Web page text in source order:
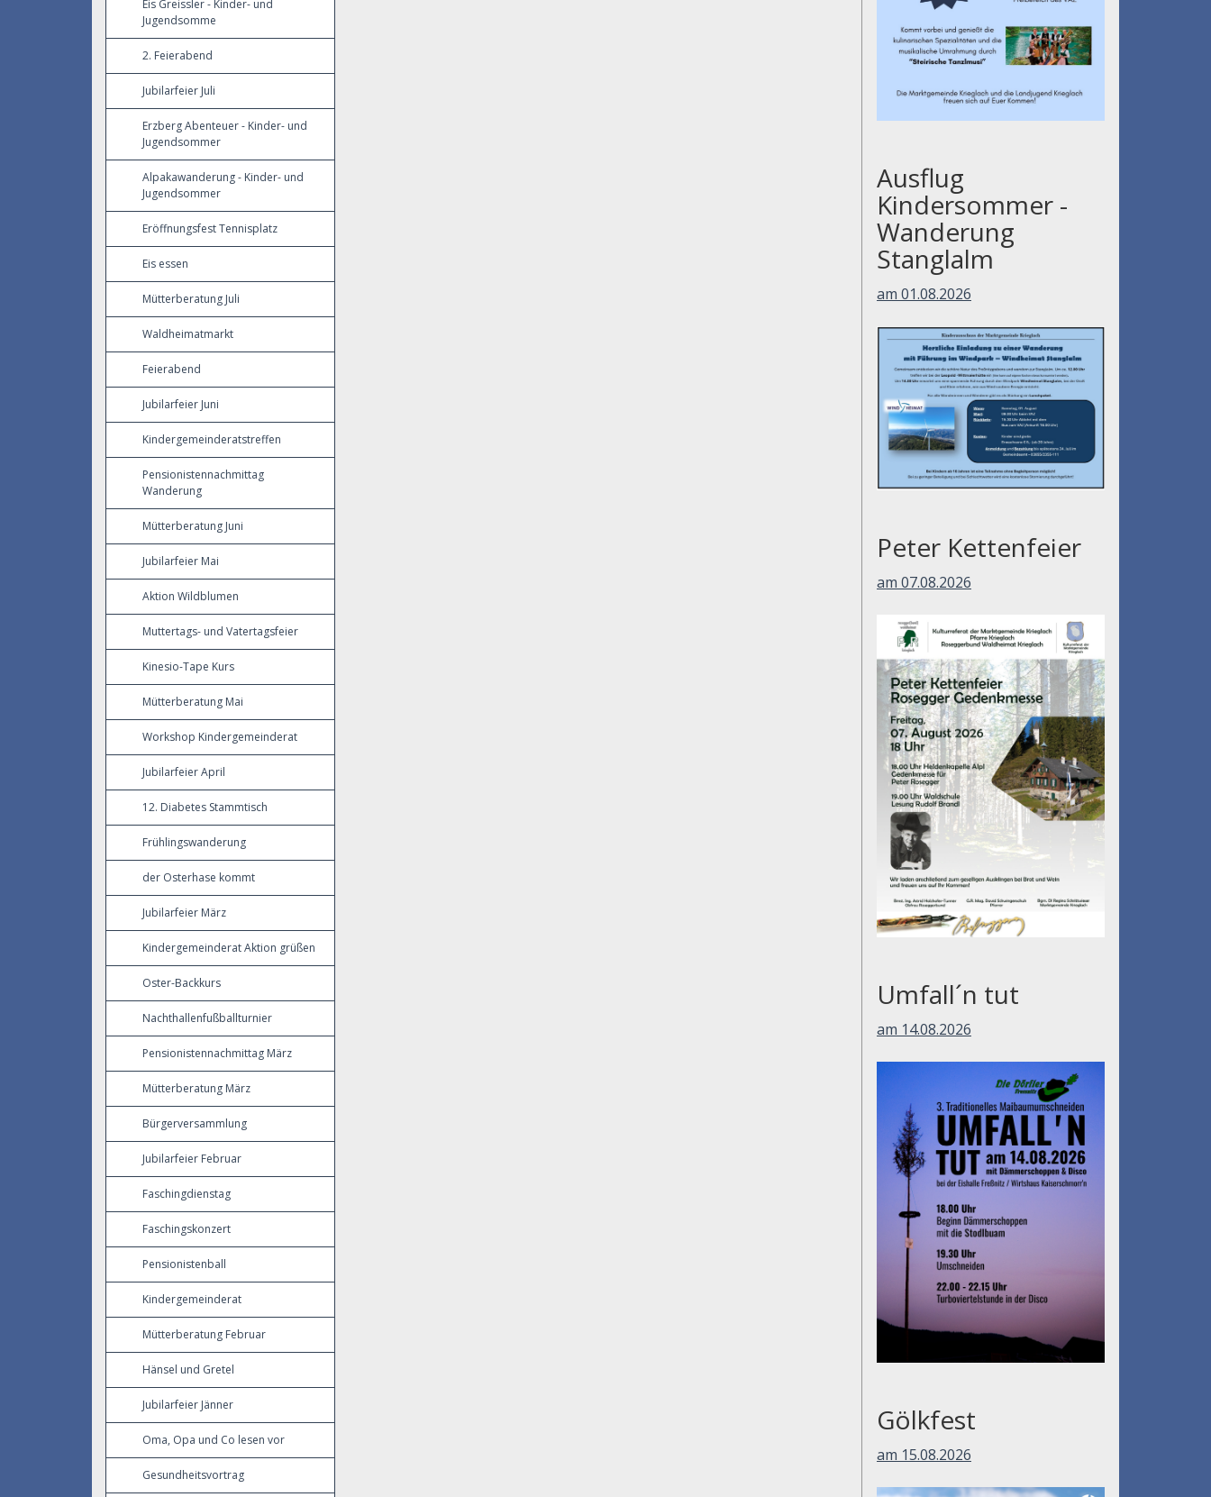
Eis Greissler - Kinder- und
Jugendsomme
2. Feierabend
Jubilarfeier Juli
Erzberg Abenteuer - Kinder- und
Jugendsommer
Alpakawanderung - Kinder- und
Jugendsommer
Eröffnungsfest Tennisplatz
Eis essen
Mütterberatung Juli
Waldheimatmarkt
Feierabend
Jubilarfeier Juni
Kindergemeinderatstreffen
Pensionistennachmittag
Wanderung
Mütterberatung Juni
Jubilarfeier Mai
Aktion Wildblumen
Muttertags- und Vatertagsfeier
Kinesio-Tape Kurs
Mütterberatung Mai
Workshop Kindergemeinderat
Jubilarfeier April
12. Diabetes Stammtisch
Frühlingswanderung
der Osterhase kommt
Jubilarfeier März
Kindergemeinderat Aktion grüßen
Oster-Backkurs
Nachthallenfußballturnier
Pensionistennachmittag März
Mütterberatung März
Bürgerversammlung
Jubilarfeier Februar
Faschingdienstag
Faschingskonzert
Pensionistenball
Kindergemeinderat
Mütterberatung Februar
Hänsel und Gretel
Jubilarfeier Jänner
Oma, Opa und Co lesen vor
Gesundheitsvortrag
Ausflug
Kindersommer -
Wanderung
Stanglalm
am 01.08.2026
Peter Kettenfeier
am 07.08.2026
Umfall´n tut
am 14.08.2026
Gölkfest
am 15.08.2026